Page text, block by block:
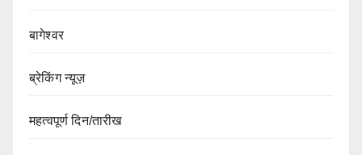
बागेश्वर
ब्रेकिंग न्यूज़
महत्वपूर्ण दिन/तारीख